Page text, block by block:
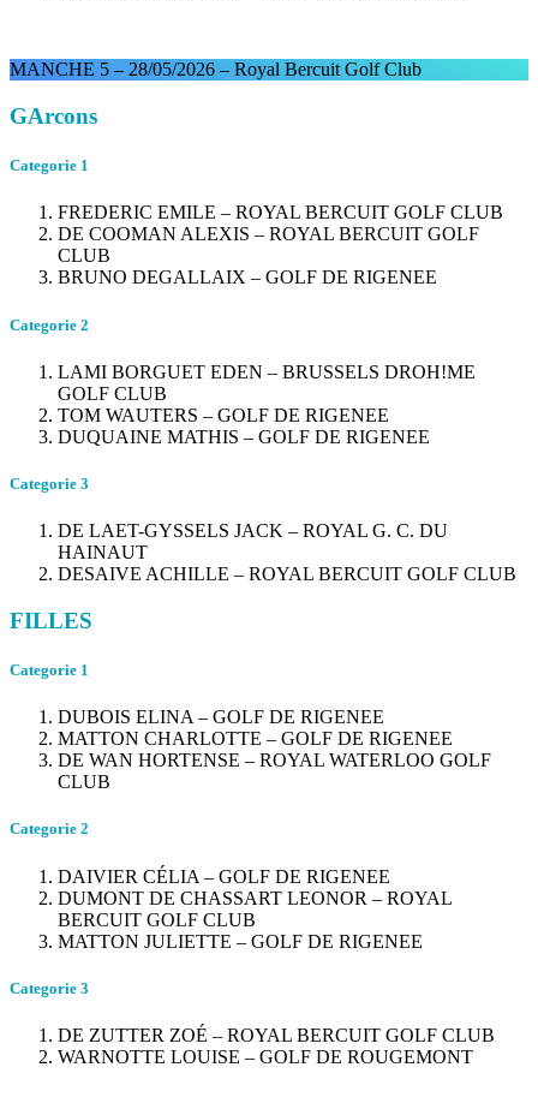
MANCHE 5 – 28/05/2026 – Royal Bercuit Golf Club
GArcons
Categorie 1
FREDERIC EMILE – ROYAL BERCUIT GOLF CLUB
DE COOMAN ALEXIS – ROYAL BERCUIT GOLF
CLUB
BRUNO DEGALLAIX – GOLF DE RIGENEE
Categorie 2
LAMI BORGUET EDEN – BRUSSELS DROH!ME
GOLF CLUB
TOM WAUTERS – GOLF DE RIGENEE
DUQUAINE MATHIS – GOLF DE RIGENEE
Categorie 3
DE LAET-GYSSELS JACK – ROYAL G. C. DU
HAINAUT
DESAIVE ACHILLE – ROYAL BERCUIT GOLF CLUB
FILLES
Categorie 1
DUBOIS ELINA – GOLF DE RIGENEE
MATTON CHARLOTTE – GOLF DE RIGENEE
DE WAN HORTENSE – ROYAL WATERLOO GOLF
CLUB
Categorie 2
DAIVIER CÉLIA – GOLF DE RIGENEE
DUMONT DE CHASSART LEONOR – ROYAL
BERCUIT GOLF CLUB
MATTON JULIETTE – GOLF DE RIGENEE
Categorie 3
DE ZUTTER ZOÉ – ROYAL BERCUIT GOLF CLUB
WARNOTTE LOUISE – GOLF DE ROUGEMONT